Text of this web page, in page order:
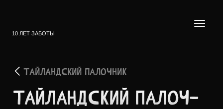
10 ЛЕТ ЗАБОТЫ
ТАЙЛАНДСКИЙ ПАЛОЧНИК
ТАЙЛА­НДСКИЙ ПАЛОЧ­